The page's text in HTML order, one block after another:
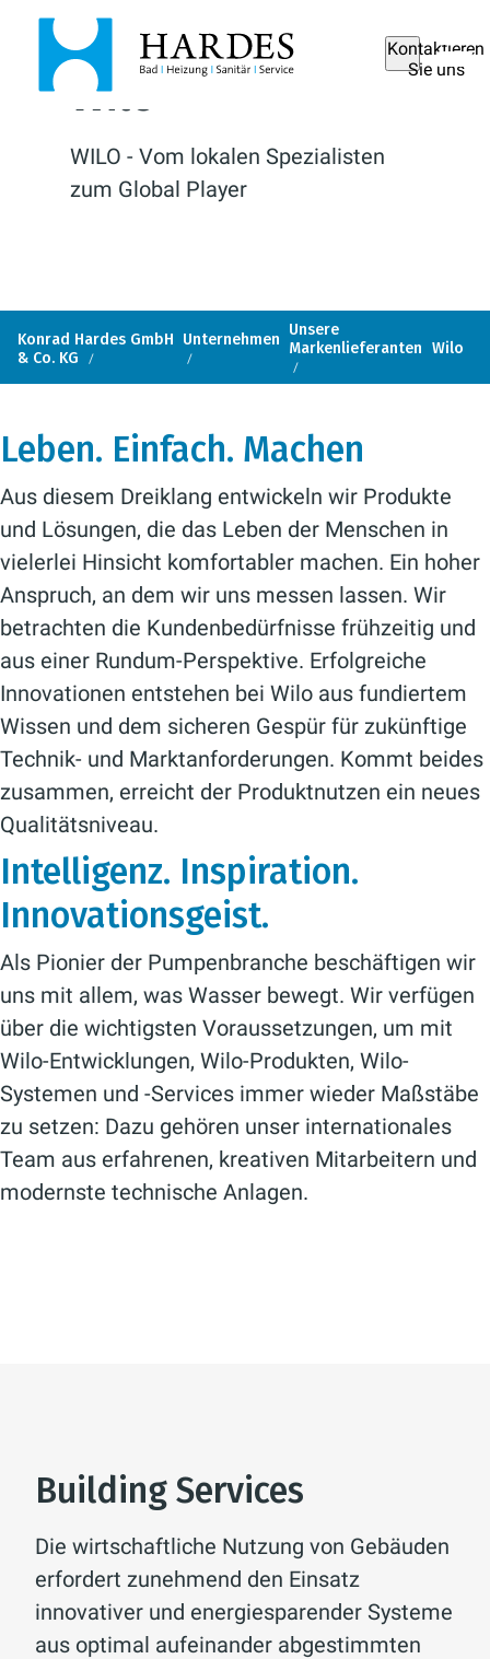
Kontaktieren
Sie uns
Wilo
WILO - Vom lokalen Spezialisten
zum Global Player
Konrad Hardes GmbH
& Co. KG
Unternehmen Unsere
Markenlieferanten Wilo
Leben. Einfach. Machen
Aus diesem Dreiklang entwickeln wir Produkte
und Lösungen, die das Leben der Menschen in
vielerlei Hinsicht komfortabler machen. Ein hoher
Anspruch, an dem wir uns messen lassen. Wir
betrachten die Kundenbedürfnisse frühzeitig und
aus einer Rundum-Perspektive. Erfolgreiche
Innovationen entstehen bei Wilo aus fundiertem
Wissen und dem sicheren Gespür für zukünftige
Technik- und Marktanforderungen. Kommt beides
zusammen, erreicht der Produktnutzen ein neues
Qualitätsniveau.
Intelligenz. Inspiration.
Innovationsgeist.
Als Pionier der ­Pumpenbranche beschäftigen wir
uns mit allem, was Wasser bewegt. Wir verfügen
über die wichtigsten Voraussetzungen, um mit
Wilo-Entwicklungen, Wilo-Produkten, Wilo-
Systemen und ­-Services immer wieder Maßstäbe
zu setzen: Dazu gehören unser internationales
Team aus erfahrenen, kreativen Mitarbeitern und
modernste technische Anlagen.
Building Services
Die wirtschaftliche Nutzung von Gebäuden
erfordert zunehmend den Einsatz
innovativer und energiesparender Systeme
aus optimal aufeinander abgestimmten